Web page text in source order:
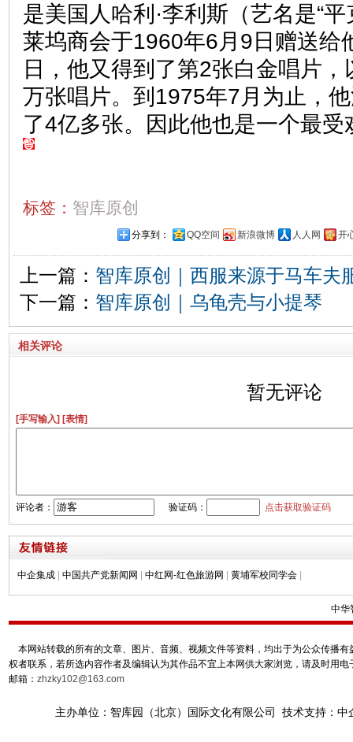
是美国人哈利·李利斯（艺名是“
莱坞商会于1960年6月9日赠送给
日，他又得到了第2张白金唱片
万张唱片。到1975年7月为止，
了4亿多张。因此他也是一个最
标签： 智库原创
分享到： QQ空间 新浪微博 人人网 开
上一篇： 智库原创｜西服来源于马车夫
下一篇： 智库原创｜乌龟壳与小提琴
相关评论
暂无评论
[手写输入] [表情]
评论者： 验证码： 点击获取验证码
中企集成 中国共产党新闻网 中红网-红色旅游网 黄埔军校同学会
中华
本网站转载的所有的文章、图片、音频、视频文件等资料，均出于为公众传播
权者联系，若所选内容作者及编辑认为其作品不宜上本网供大家浏览，请及时用
邮箱： zhzky102@163.com
主办单位：智库园（北京）国际文化有限公司 技术支持：